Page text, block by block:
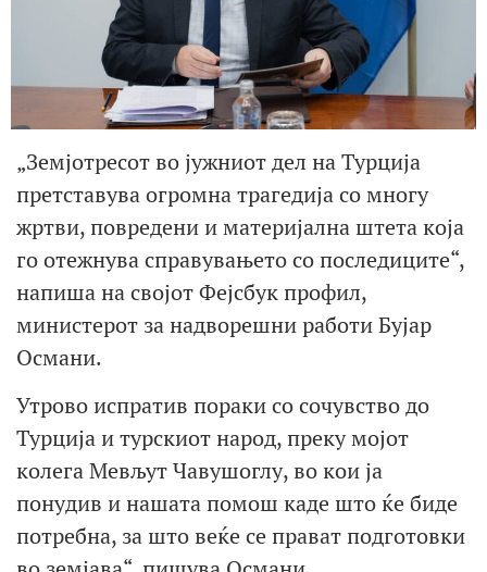
„Земјотресот во јужниот дел на Турција
претставува огромна трагедија со многу
жртви, повредени и материјална штета која
го отежнува справувањето со последиците“,
напиша на својот Фејсбук профил,
министерот за надворешни работи Бујар
Османи.
Утрово испратив пораки со сочувство до
Турција и турскиот народ, преку мојот
колега Мевљут Чавушоглу, во кои ја
понудив и нашата помош каде што ќе биде
потребна, за што веќе се прават подготовки